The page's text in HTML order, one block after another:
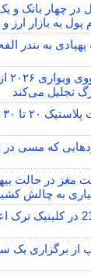
در چهار بانک و
به بازار ارز
پهپادی به بندر
تجلیل می‌کند
تا ۳۰ درصد گران می‌شود
که مسی در
مغز در حالت
به چالش
از برگزاری یک